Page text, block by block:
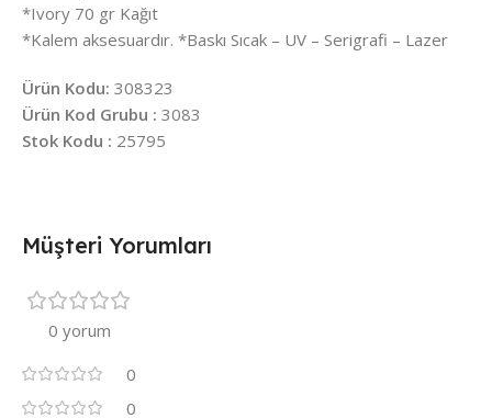
*Ivory 70 gr Kağıt
*Kalem aksesuardır. *Baskı Sıcak – UV – Serigrafi – Lazer
Ürün Kodu: 308323
Ürün Kod Grubu : 3083
Stok Kodu : 25795
Müşteri Yorumları
0 yorum
0
0